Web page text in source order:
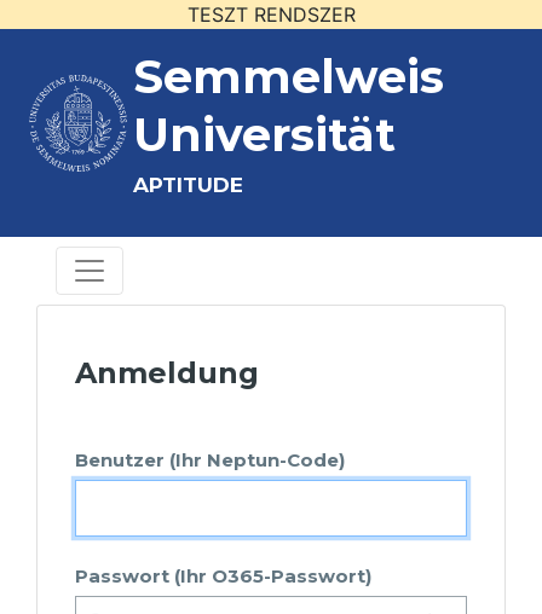
TESZT RENDSZER
Semmelweis
Universität
APTITUDE
Anmeldung
Benutzer (Ihr Neptun-Code)
Passwort (Ihr O365-Passwort)